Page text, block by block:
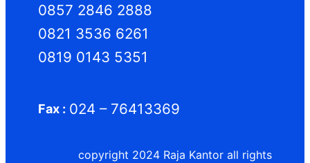
0857 2846 2888
0821 3536 6261
0819 0143 5351
Fax : 024 – 76413369
copyright 2024 Raja Kantor all rights